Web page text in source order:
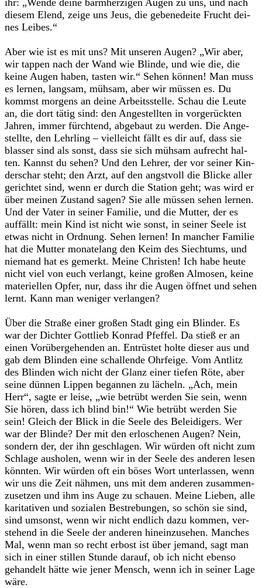
ihr: „Wende deine barm­her­zi­gen Augen zu uns, und nach
die­sem Elend, zeige uns Jeus, die gebe­ne­deite Frucht dei­
nes Lei­bes.“
Aber wie ist es mit uns? Mit unse­ren Augen? „Wir aber,
wir tap­pen nach der Wand wie Blinde, und wie die, die
keine Augen haben, tas­ten wir.“ Sehen kön­nen! Man muss
es ler­nen, lang­sam, müh­sam, aber wir müs­sen es. Du
kommst mor­gens an deine Arbeits­stelle. Schau die Leute
an, die dort tätig sind: den Ange­stell­ten in vor­ge­rück­ten
Jah­ren, immer fürch­tend, abge­baut zu wer­den. Die Ange­
stellte, den Lehr­ling – viel­leicht fällt es dir auf, dass sie
blas­ser sind als sonst, dass sie sich müh­sam auf­recht hal­
ten. Kannst du sehen? Und den Leh­rer, der vor sei­ner Kin­
der­schar steht; den Arzt, auf den angst­voll die Bli­cke aller
gerich­tet sind, wenn er durch die Sta­tion geht; was wird er
über mei­nen Zustand sagen? Sie alle müs­sen sehen ler­nen.
Und der Vater in sei­ner Fami­lie, und die Mut­ter, der es
auf­fällt: mein Kind ist nicht wie sonst, in sei­ner Seele ist
etwas nicht in Ord­nung. Sehen ler­nen! In man­cher Fami­lie
hat die Mut­ter mona­te­lang den Keim des Siech­tums, und
nie­mand hat es gemerkt. Meine Chris­ten! Ich habe heute
nicht viel von euch ver­langt, keine gro­ßen Almo­sen, keine
mate­ri­el­len Opfer, nur, dass ihr die Augen öff­net und sehen
lernt. Kann man weni­ger ver­lan­gen?
Über die Straße einer gro­ßen Stadt ging ein Blin­der. Es
war der Dich­ter Gott­lieb Kon­rad Pfef­fel. Da stieß er an
einen Vor­über­ge­hen­den an. Ent­rüs­tet holte die­ser aus und
gab dem Blin­den eine schal­lende Ohr­feige. Vom Ant­litz
des Blin­den wich nicht der Glanz einer tie­fen Röte, aber
seine dün­nen Lip­pen began­nen zu lächeln. „Ach, mein
Herr“, sagte er leise, „wie betrübt wer­den Sie sein, wenn
Sie hören, dass ich blind bin!“ Wie betrübt wer­den Sie
sein! Gleich der Blick in die Seele des Belei­di­gers. Wer
war der Blinde? Der mit den erlo­sche­nen Augen? Nein,
son­dern der, der ihn geschla­gen. Wir wür­den oft nicht zum
Schlage aus­ho­len, wenn wir in der Seele des ande­ren lesen
könn­ten. Wir wür­den oft ein böses Wort unter­las­sen, wenn
wir uns die Zeit näh­men, uns mit dem ande­ren zusam­men­
zu­set­zen und ihm ins Auge zu schauen. Meine Lie­ben, alle
kari­ta­ti­ven und sozia­len Bestre­bun­gen, so schön sie sind,
sind umsonst, wenn wir nicht end­lich dazu kom­men, ver­
ste­hend in die Seele der ande­ren hin­ein­zu­se­hen. Man­ches
Mal, wenn man so recht erbost ist über jemand, sagt man
sich in einer stil­len Stunde dar­auf, ob ich nicht ebenso
gehan­delt hätte wie jener Mensch, wenn ich in sei­ner Lage
wäre.